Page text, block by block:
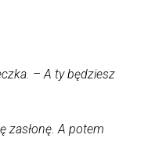
– A ty będziesz
zasłonę. A potem